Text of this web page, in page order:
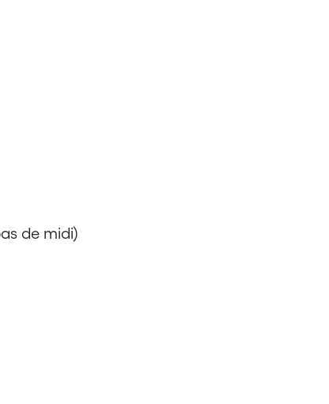
de midi)